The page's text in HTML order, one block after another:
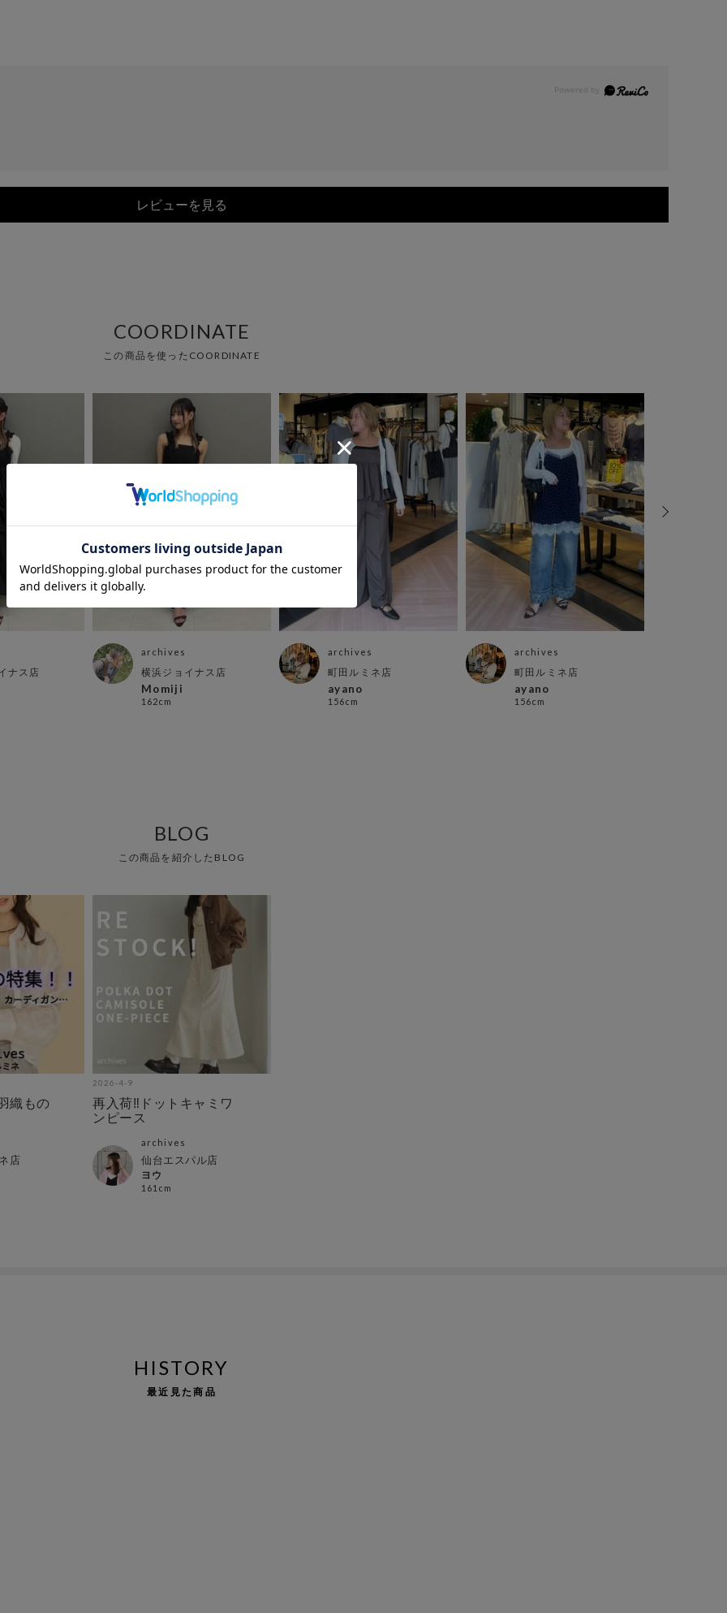
レビューを見る
COORDINATE
この商品を使ったCOORDINATE
ナス店
archives
横浜ジョイナス店
Momiji
162cm
archives
町田ルミネ店
ayano
156cm
archives
町田ルミネ店
ayano
156cm
BLOG
この商品を紹介したBLOG
織もの
店
2026-4-9
再入荷‼︎ドットキャミワ
ンピース
archives
仙台エスパル店
ヨウ
161cm
HISTORY
最近見た商品